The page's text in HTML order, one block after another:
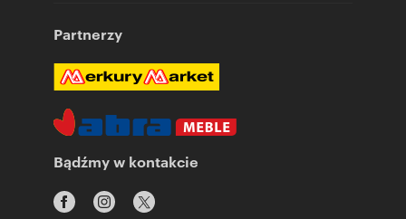
Partnerzy
Bądźmy w kontakcie